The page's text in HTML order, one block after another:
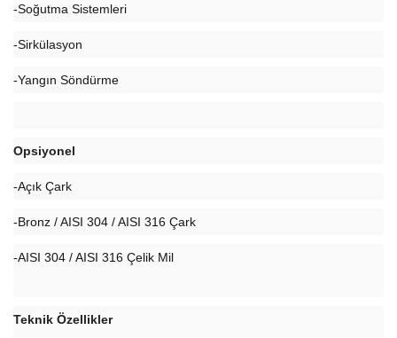
-Soğutma Sistemleri
-Sirkülasyon
-Yangın Söndürme
Opsiyonel
-Açık Çark
-Bronz / AISI 304 / AISI 316 Çark
-AISI 304 / AISI 316 Çelik Mil
Teknik Özellikler